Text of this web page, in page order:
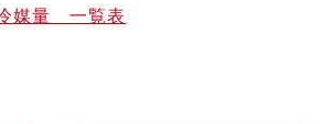
媒量 一覧表